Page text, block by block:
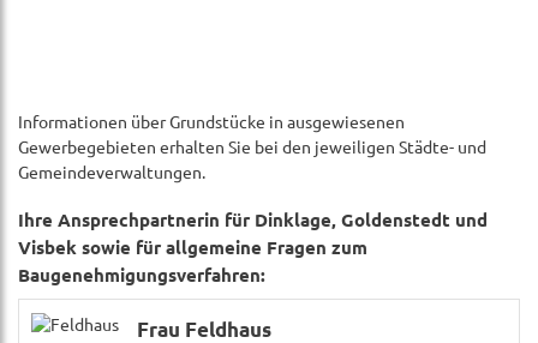
Informationen über Grundstücke in ausgewiesenen
Gewerbegebieten erhalten Sie bei den jeweiligen Städte- und
Gemeindeverwaltungen.
Ihre Ansprechpartnerin für Dinklage, Goldenstedt und
Visbek sowie für allgemeine Fragen zum
Baugenehmigungsverfahren:
Frau Feldhaus